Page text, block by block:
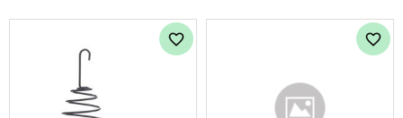
Lägg till i favoriter